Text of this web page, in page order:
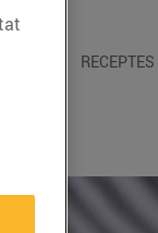
RECEPTES